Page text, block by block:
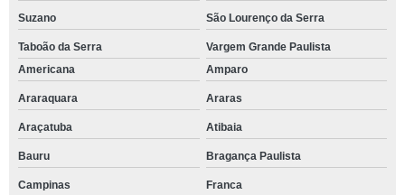
Suzano São Lourenço da Serra
Taboão da Serra
Vargem Grande Paulista
Americana
Amparo
Araraquara Araras
Araçatuba Atibaia
Bauru Bragança Paulista
Campinas Franca